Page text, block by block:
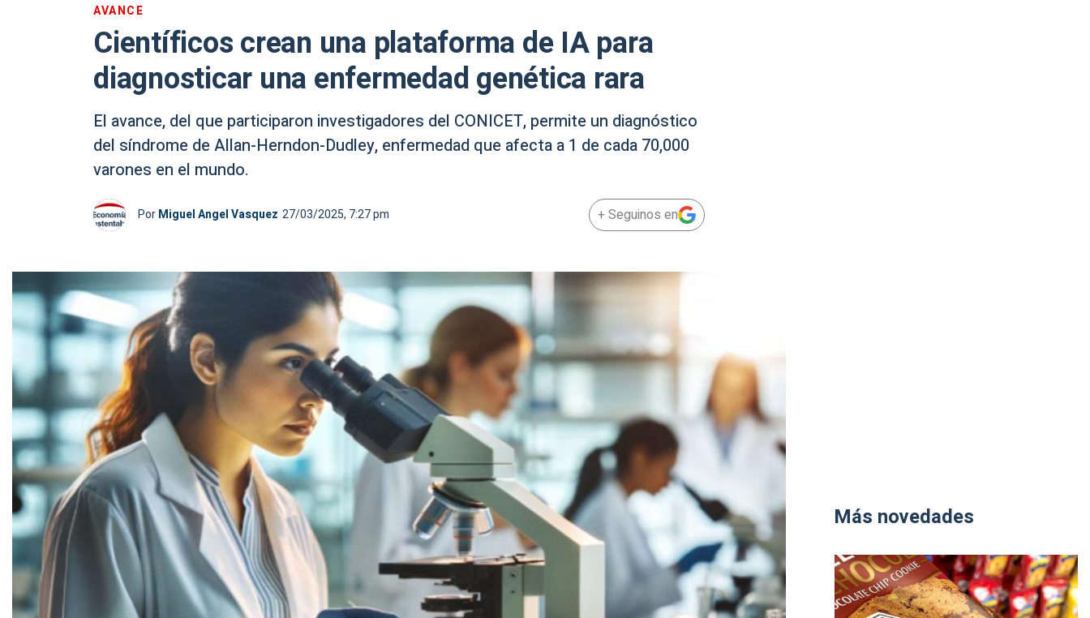
AVANCE
Científicos crean una plataforma de IA para
diagnosticar una enfermedad genética rara
El avance, del que participaron investigadores del CONICET, permite un diagnóstico
del síndrome de Allan-Herndon-Dudley, enfermedad que afecta a 1 de cada 70,000
varones en el mundo.
PorMiguel Angel Vasquez 27/03/2025, 7:27 pm + Seguinos en
Más novedades